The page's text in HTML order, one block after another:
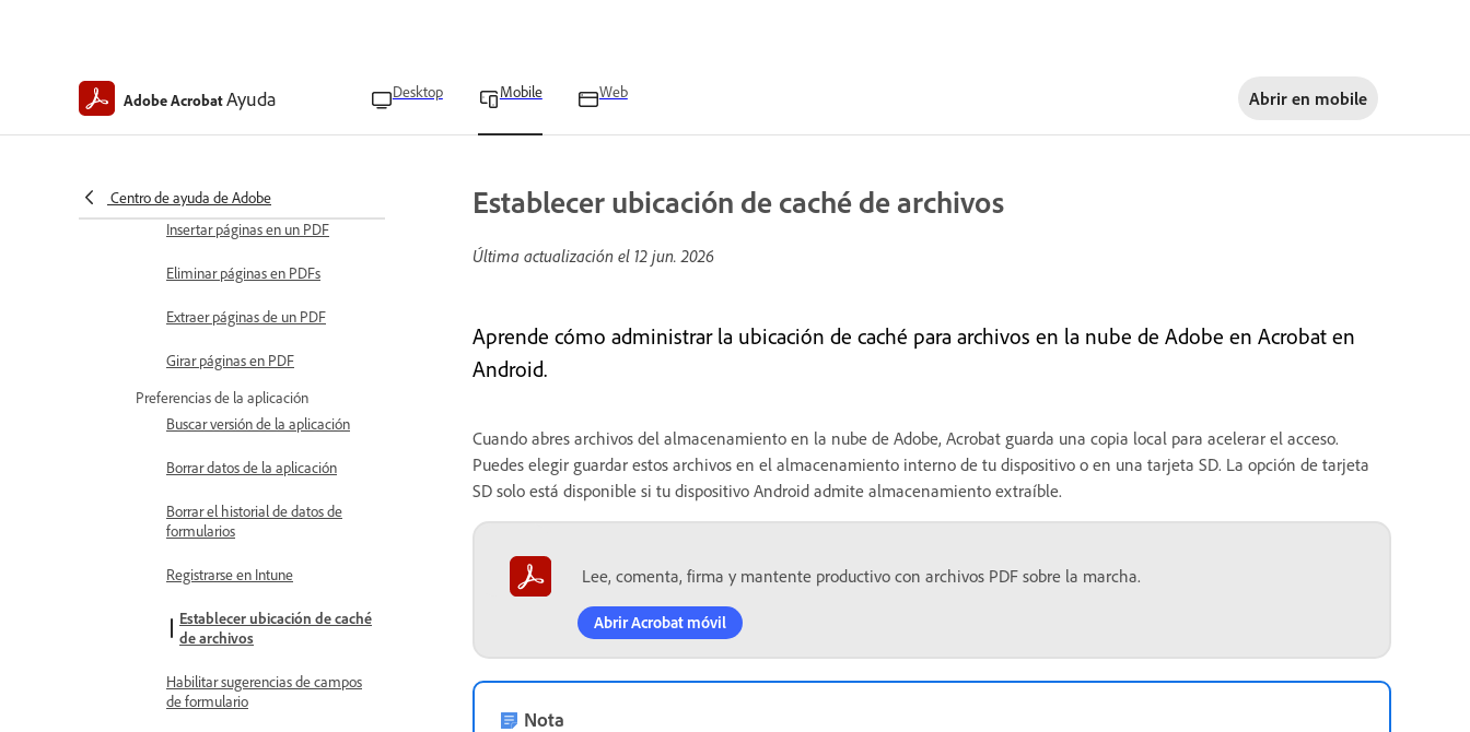
Adobe AcrobatAyuda Desktop Mobile Web Abrir en mobile
Centro de ayuda de Adobe
Insertar páginas en un PDF
Eliminar páginas en PDFs
Extraer páginas de un PDF
Girar páginas en PDF
Preferencias de la aplicación
Buscar versión de la aplicación
Borrar datos de la aplicación
Borrar el historial de datos de
formularios
Registrarse en Intune
Establecer ubicación de caché
de archivos
Habilitar sugerencias de campos
de formulario
Establecer ubicación de caché de archivos
Última actualización el 12 jun. 2026
Aprende cómo administrar la ubicación de caché para archivos en la nube de Adobe en Acrobat en
Android.
Cuando abres archivos del almacenamiento en la nube de Adobe, Acrobat guarda una copia local para acelerar el acceso.
Puedes elegir guardar estos archivos en el almacenamiento interno de tu dispositivo o en una tarjeta SD. La opción de tarjeta
SD solo está disponible si tu dispositivo Android admite almacenamiento extraíble.
Lee, comenta, firma y mantente productivo con archivos PDF sobre la marcha.
Abrir Acrobat móvil
Nota